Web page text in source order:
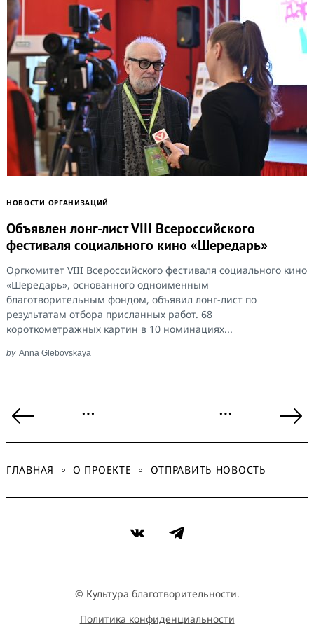
НОВОСТИ ОРГАНИЗАЦИЙ
Объявлен лонг-лист VIII Всероссийского
фестиваля социального кино «Шередарь»
Оргкомитет VIII Всероссийского фестиваля социального кино
«Шередарь», основанного одноименным
благотворительным фондом, объявил лонг-лист по
результатам отбора присланных работ. 68
короткометражных картин в 10 номинациях...
by Anna Glebovskaya
записей
Previous
Page
… …
ГЛАВНАЯ О ПРОЕКТЕ ОТПРАВИТЬ НОВОСТЬ
VK Telegram
© Культура благотворительности.
Политика конфиденциальности